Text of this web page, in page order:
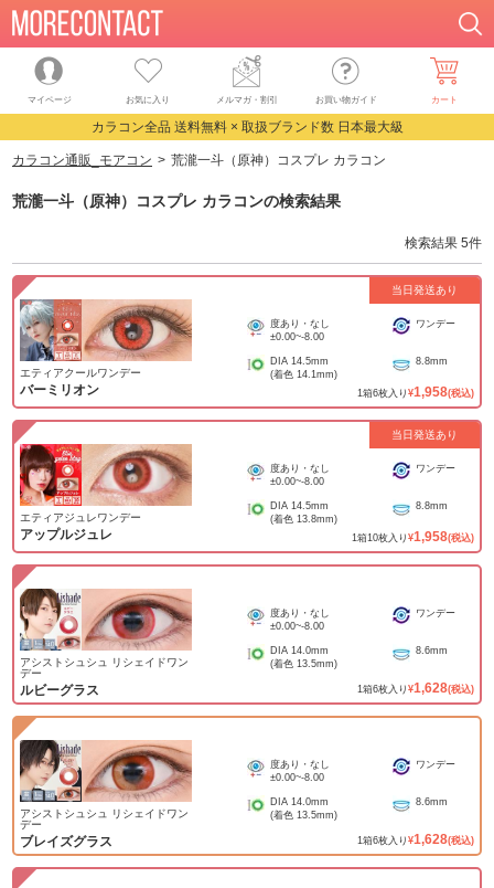
マイページ お気に入り メルマガ・割引 お買い物ガイド カート
カラコン全品 送料無料 × 取扱ブランド数 日本最大級
カラコン通販_モアコン 荒瀧一斗（原神）コスプレ カラコン
荒瀧一斗（原神）コスプレ カラコンの検索結果
検索結果 5件
当日発送あり
エティアクールワンデー
バーミリオン
度あり・なし
±0.00~-8.00
ワンデー
DIA 14.5mm
(着色 14.1mm)
8.8mm
1箱6枚入り ¥1,958(税込)
当日発送あり
エティアジュレワンデー
アップルジュレ
度あり・なし
±0.00~-8.00
ワンデー
DIA 14.5mm
(着色 13.8mm)
8.8mm
1箱10枚入り ¥1,958(税込)
アシストシュシュ リシェイドワン
デー
ルビーグラス
度あり・なし
±0.00~-8.00
ワンデー
DIA 14.0mm
(着色 13.5mm)
8.6mm
1箱6枚入り ¥1,628(税込)
アシストシュシュ リシェイドワン
デー
ブレイズグラス
度あり・なし
±0.00~-8.00
ワンデー
DIA 14.0mm
(着色 13.5mm)
8.6mm
1箱6枚入り ¥1,628(税込)